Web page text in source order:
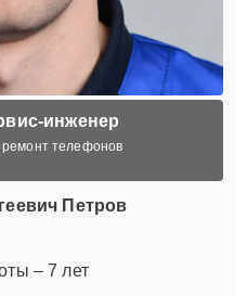
инженер
телефонов
Петров
– 7 лет